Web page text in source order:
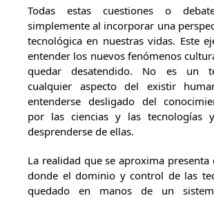
Todas estas cuestiones o
simplemente al incorporar una
tecnológica en nuestras vidas. Este
entender los nuevos fenómenos
quedar desatendido. No es un
cualquier aspecto del existir
entenderse desligado del
por las ciencias y las tecnologías
desprenderse de ellas.
La realidad que se aproxima presenta
donde el dominio y control de las
quedado en manos de un